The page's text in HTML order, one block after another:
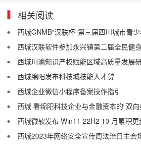
相关阅读
西城GNMB“汉联杯”第三届四川城市青少年篮球
西城汉联软件参加永兴镇第二届全民健身运动会
西城川渝知识产权赋能区域高质量发展研讨
西城绵阳发布科技城技能人才贷
西城企业微信小程序备案操作指引
西城 看绵阳科技企业与金融资本的“双向
西城微软发布 Win11 22H2 10 月累积更新 Build 22621.2428，包
西城2023年网络安全宣传周法治日主会